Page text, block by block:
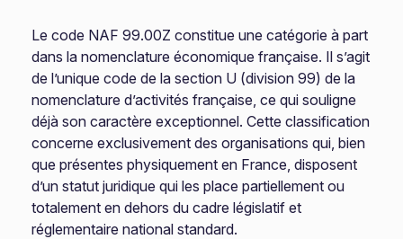
Le code NAF 99.00Z constitue une catégorie à part
dans la nomenclature économique française. Il s’agit
de l’unique code de la section U (division 99) de la
nomenclature d’activités française, ce qui souligne
déjà son caractère exceptionnel. Cette classification
concerne exclusivement des organisations qui, bien
que présentes physiquement en France, disposent
d’un statut juridique qui les place partiellement ou
totalement en dehors du cadre législatif et
réglementaire national standard.